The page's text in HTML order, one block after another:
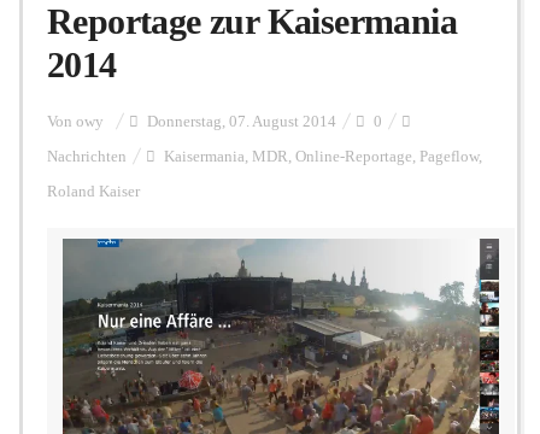
Flurschelte
Personalien
FUNKTURM-Beiträge
Podcast
Reportage zur Kaisermania
2014
Von owy Donnerstag, 07. August 2014 0
Nachrichten Kaisermania, MDR, Online-Reportage, Pageflow,
Roland Kaiser